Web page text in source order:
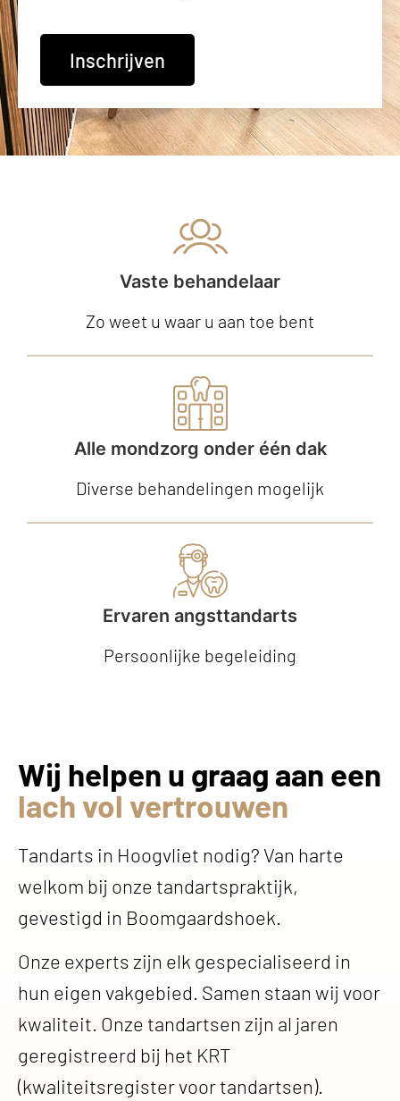
Inschrijven
Vaste behandelaar
Zo weet u waar u aan toe bent
Alle mondzorg onder één dak
Diverse behandelingen mogelijk
Ervaren angsttandarts
Persoonlijke begeleiding
Wij helpen u graag aan een
lach vol vertrouwen
Tandarts in Hoogvliet nodig? Van harte
welkom bij onze tandartspraktijk,
gevestigd in Boomgaardshoek.
Onze experts zijn elk gespecialiseerd in
hun eigen vakgebied. Samen staan wij voor
kwaliteit. Onze tandartsen zijn al jaren
geregistreerd bij het KRT
(kwaliteitsregister voor tandartsen).